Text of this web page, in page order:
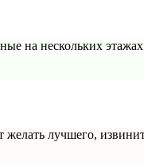
на нескольких
лучшего,